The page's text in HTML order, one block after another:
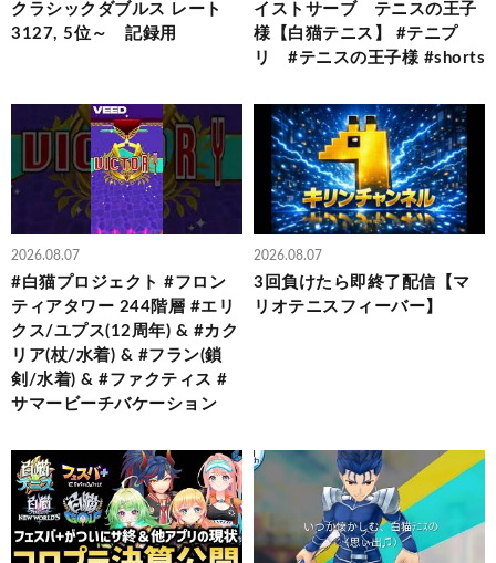
クラシックダブルス レート
3127, 5位～ 記録用
イストサーブ テニスの王子
様【白猫テニス】 #テニプ
リ #テニスの王子様 #shorts
2026.08.07
#白猫プロジェクト #フロン
ティアタワー 244階層 #エリ
クス/ユプス(12周年) & #カク
リア(杖/水着) & #フラン(鎖
剣/水着) & #ファクティス #
サマービーチバケーション
2026.08.07
3回負けたら即終了配信【マ
リオテニスフィーバー】